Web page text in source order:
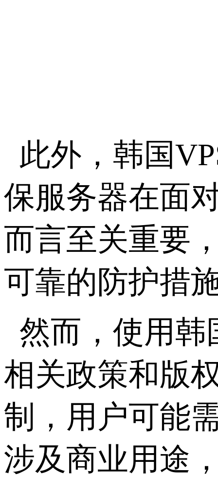
此外，韩国
保服务器在面
而言至关重要
可靠的防护措
然而，使用韩
相关政策和版
制，用户可能
涉及商业用途